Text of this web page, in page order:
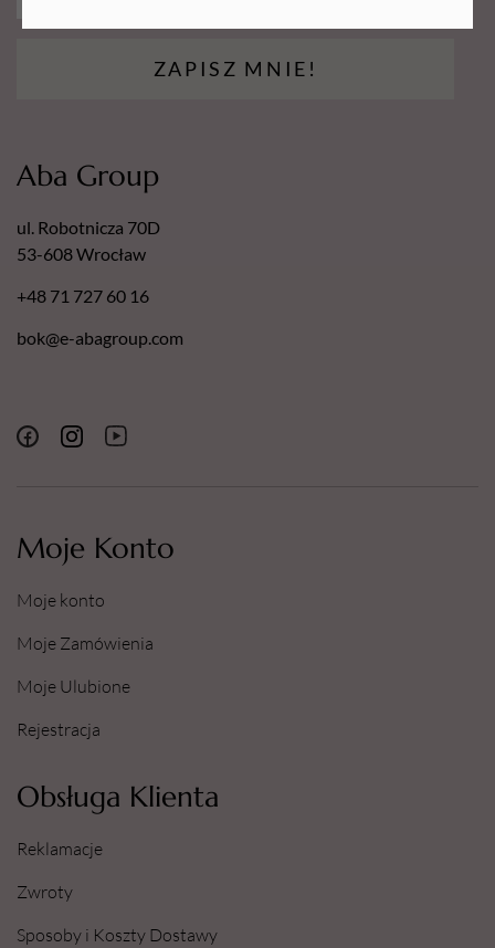
ZAPISZ MNIE!
Moje Konto
Moje konto
Moje Zamówienia
Moje Ulubione
Rejestracja
Obsługa Klienta
Reklamacje
Zwroty
Sposoby i Koszty Dostawy
Aba Group
ul. Robotnicza 70D
53-608 Wrocław
+48 71 727 60 16
bok@e-abagroup.com